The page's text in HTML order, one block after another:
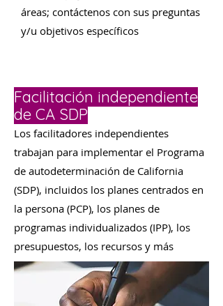
áreas; contáctenos con sus preguntas
y/u objetivos específicos
Facilitación independiente
de CA SDP
Los facilitadores independientes
trabajan para implementar el Programa
de autodeterminación de California
(SDP), incluidos los planes centrados en
la persona (PCP), los planes de
programas individualizados (IPP), los
presupuestos, los recursos y más